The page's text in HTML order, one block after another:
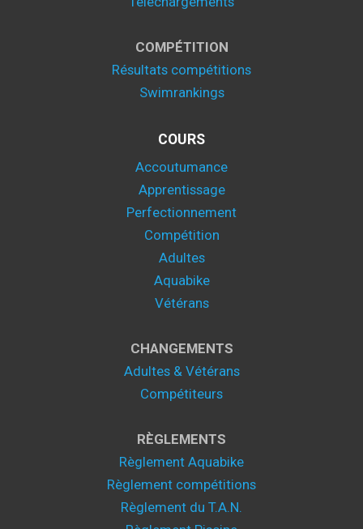
COMPÉTITION
Résultats compétitions
Swimrankings
COURS
Accoutumance
Apprentissage
Perfectionnement
Compétition
Adultes
Aquabike
Vétérans
CHANGEMENTS
Adultes & Vétérans
Compétiteurs
RÈGLEMENTS
Règlement Aquabike
Règlement compétitions
Règlement du T.A.N.